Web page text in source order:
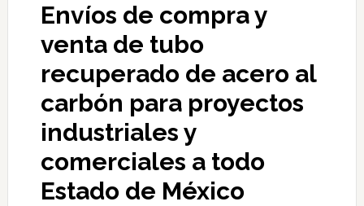
Envíos de compra y
venta de tubo
recuperado de acero al
carbón para proyectos
industriales y
comerciales a todo
Estado de México